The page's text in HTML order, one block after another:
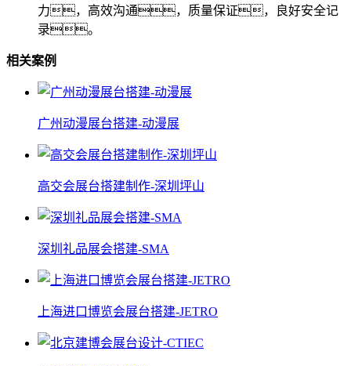
力，高效沟通，质量保证，良好安全记
录。
相关案例
广州动漫展台搭建-动漫展
高交会展台搭建制作-深圳坪山
深圳礼品展会搭建-SMA
上海进口博览会展台搭建-JETRO